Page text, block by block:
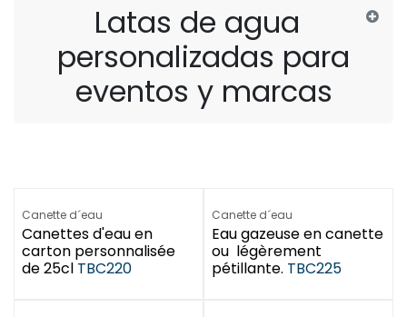
Latas de agua
personalizadas para
eventos y marcas
Canette d´eau
Canettes d'eau en
carton personnalisée
de 25cl TBC220
Canette d´eau
Eau gazeuse en canette
ou légèrement
pétillante. TBC225